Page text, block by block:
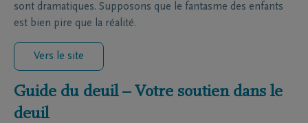
sont dramatiques. Supposons que le fantasme des enfants
est bien pire que la réalité.
Vers le site
Guide du deuil – Votre soutien dans le
deuil